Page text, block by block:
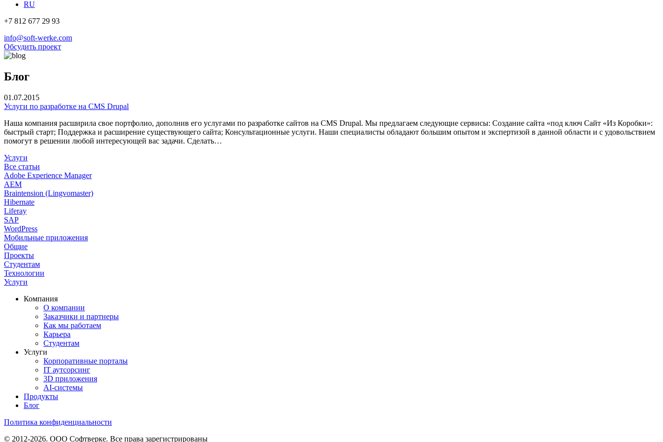
RU
+7 812 677 29 93
info@soft-werke.com
Обсудить проект
Блог
01.07.2015
Услуги по разработке на CMS Drupal
Наша компания расширила свое портфолио, дополнив его услугами по разработке сайтов на CMS Drupal. Мы предлагаем следующие сервисы: Создание сайта «под ключ Сайт «Из Коробки»:
быстрый старт; Поддержка и расширение существующего сайта; Консультационные услуги. Наши специалисты обладают большим опытом и экспертизой в данной области и с удовольствием
помогут в решении любой интересующей вас задачи. Сделать…
Услуги
Все статьи
Adobe Experience Manager
AEM
Braintension (Lingvomaster)
Hibernate
Liferay
SAP
WordPress
Мобильные приложения
Общие
Проекты
Студентам
Технологии
Услуги
Компания
О компании
Заказчики и партнеры
Как мы работаем
Карьера
Студентам
Услуги
Корпоративные порталы
IT аутсорсинг
3D приложения
AI-системы
Продукты
Блог
Политика конфиденциальности
© 2012-2026. ООО Софтверке. Все права зарегистрированы